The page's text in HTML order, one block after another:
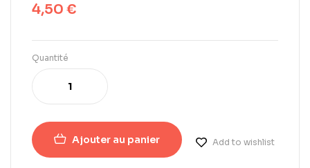
4,50 €
Quantité
Ajouter au panier Add to wishlist